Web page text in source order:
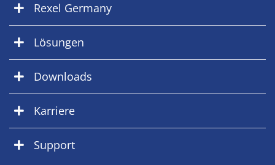
Rexel Germany
Lösungen
Downloads
Karriere
Support